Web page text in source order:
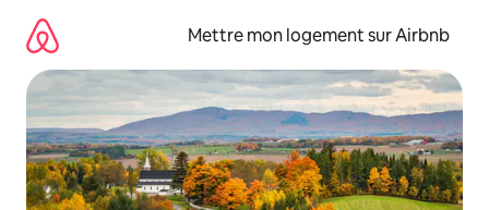
directement
contenu
Mettre mon logement sur Airbnb